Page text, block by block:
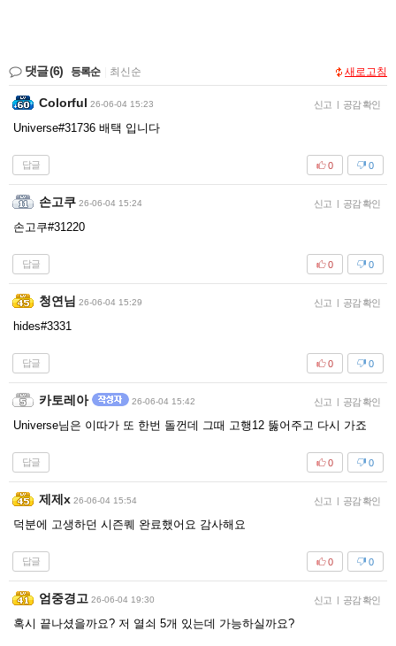
댓글(6) 등록순 최신순 새로고침
Colorful 26-06-04 15:23 신고 | 공감 확인
Universe#31736 배택 입니다
답글 0
0
손고쿠 26-06-04 15:24 신고 | 공감 확인
손고쿠#31220
답글 0
0
청연님 26-06-04 15:29 신고 | 공감 확인
hides#3331
답글 0
0
카토레아 26-06-04 15:42 신고 | 공감 확인
Universe님은 이따가 또 한번 돌껀데 그때 고행12 뚫어주고 다시 가죠
답글 0
0
제제x 26-06-04 15:54 신고 | 공감 확인
덕분에 고생하던 시즌퀘 완료했어요 감사해요
답글 0
0
엄중경고 26-06-04 19:30 신고 | 공감 확인
혹시 끝나셨을까요? 저 열쇠 5개 있는데 가능하실까요?